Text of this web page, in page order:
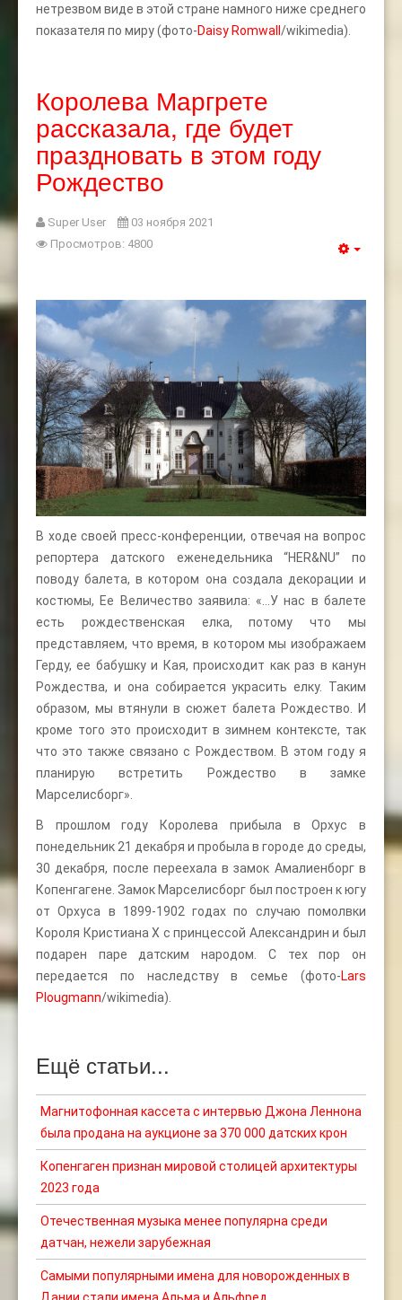
нетрезвом виде в этой стране намного ниже среднего
показателя по миру (фото-Daisy Romwall /wikimedia).
Королева Маргрете
рассказала, где будет
праздновать в этом году
Рождество
Super User
03 ноября 2021
Просмотров: 4800
В ходе своей пресс-конференции, отвечая на вопрос
репортера датского еженедельника “HER&NU” по
поводу балета, в котором она создала декорации и
костюмы, Ее Величество заявила: «…У нас в балете
есть рождественская елка, потому что мы
представляем, что время, в котором мы изображаем
Герду, ее бабушку и Кая, происходит как раз в канун
Рождества, и она собирается украсить елку. Таким
образом, мы втянули в сюжет балета Рождество. И
кроме того это происходит в зимнем контексте, так
что это также связано с Рождеством. В этом году я
планирую встретить Рождество в замке
Марселисборг».
В прошлом году Королева прибыла в Орхус в
понедельник 21 декабря и пробыла в городе до среды,
30 декабря, после переехала в замок Амалиенборг в
Копенгагене. Замок Марселисборг был построен к югу
от Орхуса в 1899-1902 годах по случаю помолвки
Короля Кристиана X с принцессой Александрин и был
подарен паре датским народом. С тех пор он
передается по наследству в семье (фото-Lars
Plougmann/wikimedia).
Ещё статьи...
Магнитофонная кассета c интервью Джона Леннона
была продана на аукционе за 370 000 датских крон
Копенгаген признан мировой столицей архитектуры
2023 года
Отечественная музыка менее популярна среди
датчан, нежели зарубежная
Самыми популярными имена для новорожденных в